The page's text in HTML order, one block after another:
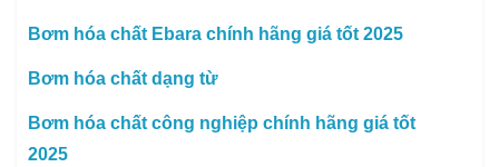
Bơm hóa chất Ebara chính hãng giá tốt 2025
Bơm hóa chất dạng từ
Bơm hóa chất công nghiệp chính hãng giá tốt
2025